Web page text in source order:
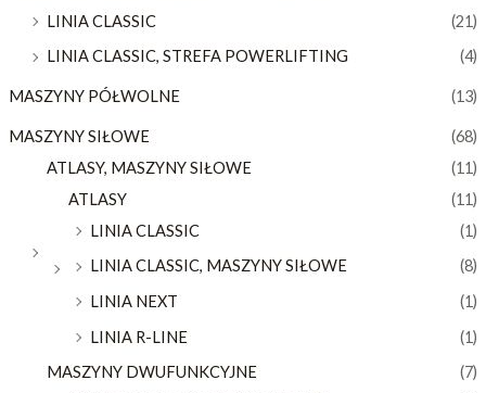
LINIA CLASSIC
(21)
LINIA CLASSIC, STREFA POWERLIFTING
(4)
MASZYNY PÓŁWOLNE (13)
MASZYNY SIŁOWE
(68)
ATLASY, MASZYNY SIŁOWE
(11)
ATLASY
(11)
LINIA CLASSIC
(1)
LINIA CLASSIC, MASZYNY SIŁOWE
(8)
LINIA NEXT
(1)
LINIA R-LINE
(1)
MASZYNY DWUFUNKCYJNE
(7)